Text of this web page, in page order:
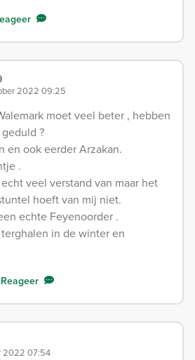
2022 09:25
moet veel beter , hebben
?
en ook eerder Arzakan.
.
veel verstand van maar het
hoeft van mij niet.
echte Feyenoorder .
in de winter en
Reageer
2022 07:54